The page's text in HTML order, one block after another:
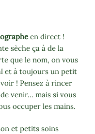
en direct !
sèche ça à de la
que le nom, on vous
et à toujours un petit
! Pensez à rincer
venir… mais si vous
occuper les mains.
et petits soins